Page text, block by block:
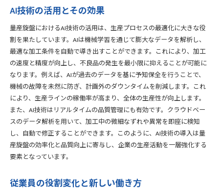
AI技術の活用とその効果
量産旋盤におけるAI技術の活用は、生産プロセスの最適化に大きな役
割を果たしています。AIは機械学習を通じて膨大なデータを解析し、
最適な加工条件を自動で導き出すことができます。これにより、加工
の速度と精度が向上し、不良品の発生を最小限に抑えることが可能に
なります。例えば、AIが過去のデータを基に予知保全を行うことで、
機械の故障を未然に防ぎ、計画外のダウンタイムを削減します。これ
により、生産ラインの稼働率が高まり、全体の生産性が向上します。
また、AI技術はリアルタイムの品質管理にも有効です。クラウドベー
スのデータ解析を用いて、加工中の微細なずれや異常を即座に検知
し、自動で修正することができます。このように、AI技術の導入は量
産旋盤の効率化と品質向上に寄与し、企業の生産活動を一層強化する
要素となっています。
従業員の役割変化と新しい働き方